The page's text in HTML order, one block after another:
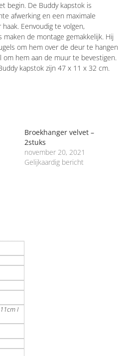
begin. De Buddy kapstok is
afwerking en een maximale
Eenvoudig te volgen,
de montage gemakkelijk. Hij
om hem over de deur te hangen
om hem aan de muur te bevestigen.
kapstok zijn 47 x 11 x 32 cm.
Broekhanger velvet –
2stuks
november 20, 2021
Gelijkaardig bericht
I